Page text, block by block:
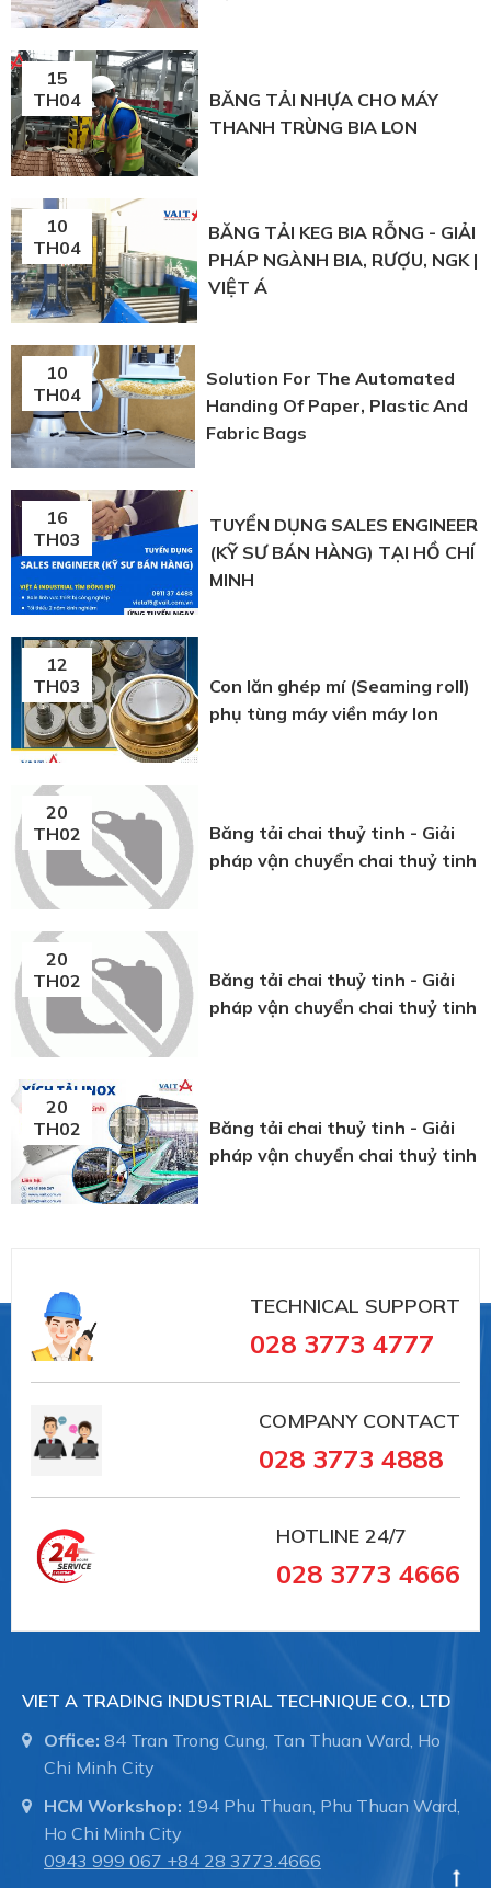
15
TH04
BĂNG TẢI NHỰA CHO MÁY
THANH TRÙNG BIA LON
10
TH04
BĂNG TẢI KEG BIA RỖNG - GIẢI
PHÁP NGÀNH BIA, RƯỢU, NGK |
VIỆT Á
10
TH04
Solution For The Automated
Handing Of Paper, Plastic And
Fabric Bags
16
TH03
TUYỂN DỤNG SALES ENGINEER
(KỸ SƯ BÁN HÀNG) TẠI HỒ CHÍ
MINH
12
TH03
Con lăn ghép mí (Seaming roll)
phụ tùng máy viền máy lon
20
TH02
Băng tải chai thuỷ tinh - Giải
pháp vận chuyển chai thuỷ tinh
20
TH02
Băng tải chai thuỷ tinh - Giải
pháp vận chuyển chai thuỷ tinh
20
TH02
Băng tải chai thuỷ tinh - Giải
pháp vận chuyển chai thuỷ tinh
TECHNICAL SUPPORT
028 3773 4777
COMPANY CONTACT
028 3773 4888
HOTLINE 24/7
028 3773 4666
VIET A TRADING INDUSTRIAL TECHNIQUE CO., LTD
Office: 84 Tran Trong Cung, Tan Thuan Ward, Ho
Chi Minh City
HCM Workshop: 194 Phu Thuan, Phu Thuan Ward,
Ho Chi Minh City
0943 999 067 +84 28 3773.4666